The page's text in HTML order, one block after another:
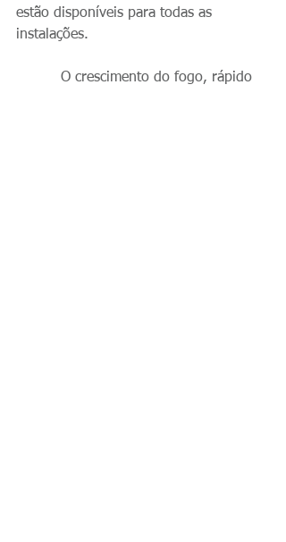
estão disponíveis para todas as
instalações.